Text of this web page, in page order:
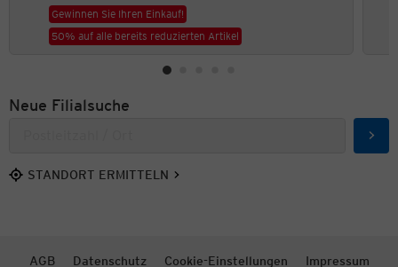
Gewinnen Sie Ihren Einkauf!
50% auf alle bereits reduzierten Artikel
Neue Filialsuche
STANDORT ERMITTELN
AGB Datenschutz Cookie-Einstellungen Impressum